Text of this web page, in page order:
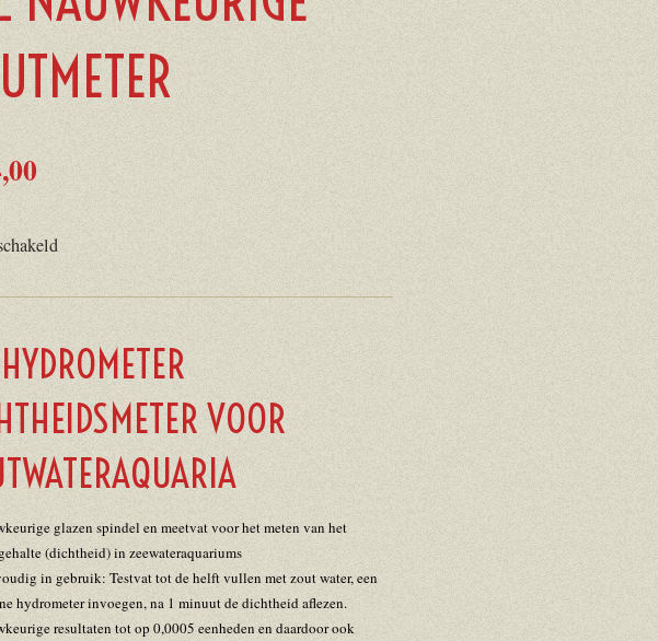
VOOR
glazen spindel en meetvat voor het meten van het
(dichtheid) in zeewateraquariums
in gebruik: Testvat tot de helft vullen met zout water, een
hydrometer invoegen, na 1 minuut de dichtheid aflezen.
resultaten tot op 0,0005 eenheden en daardoor ook